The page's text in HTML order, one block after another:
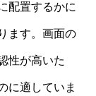
配置するかに
ます。画面の
性が高いた
に適していま